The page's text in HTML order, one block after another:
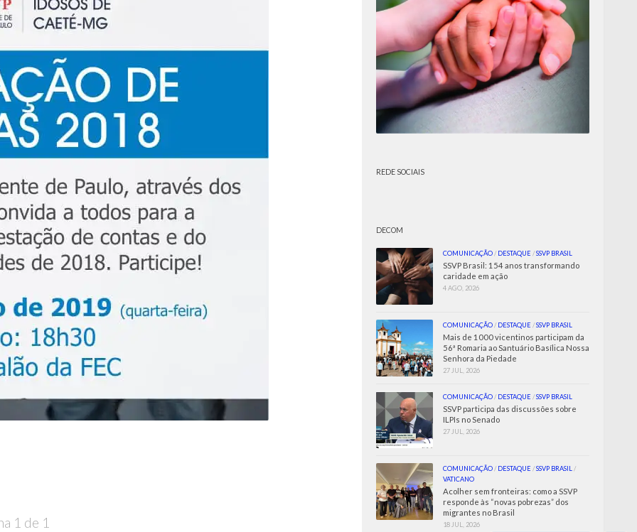
1 de 1
REDE SOCIAIS
DECOM
COMUNICAÇÃO / DESTAQUE /SSVP BRASIL
SSVP Brasil: 154 anos transformando
caridade em ação
4 AGO, 2026
COMUNICAÇÃO / DESTAQUE /SSVP BRASIL
Mais de 1000 vicentinos participam da
56ª Romaria ao Santuário Basílica Nossa
Senhora da Piedade
27 JUL, 2026
COMUNICAÇÃO / DESTAQUE /SSVP BRASIL
SSVP participa das discussões sobre
ILPIs no Senado
27 JUL, 2026
COMUNICAÇÃO / DESTAQUE /SSVP BRASIL /
VATICANO
Acolher sem fronteiras: como a SSVP
responde às “novas pobrezas” dos
migrantes no Brasil
18 JUL, 2026